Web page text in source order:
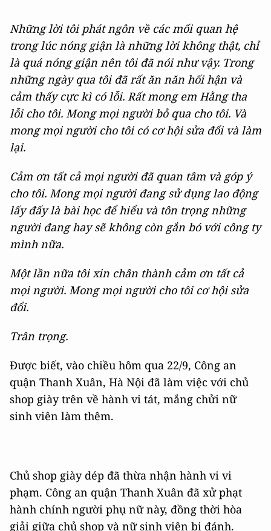
Những lời tôi phát ngôn về các mối quan hệ
trong lúc nóng giận là những lời không thật, chỉ
là quá nóng giận nên tôi đã nói như vậy. Trong
những ngày qua tôi đã rất ăn năn hối hận và
cảm thấy cực kì có lỗi. Rất mong em Hằng tha
lỗi cho tôi. Mong mọi người bỏ qua cho tôi. Và
mong mọi người cho tôi có cơ hội sửa đổi và làm
lại.
Cảm ơn tất cả mọi người đã quan tâm và góp ý
cho tôi. Mong mọi người đang sử dụng lao động
lấy đấy là bài học để hiểu và tôn trọng những
người đang hay sẽ không còn gắn bó với công ty
mình nữa.
Một lần nữa tôi xin chân thành cảm ơn tất cả
mọi người. Mong mọi người cho tôi cơ hội sửa
đổi.
Trân trọng.
Được biết, vào chiều hôm qua 22/9, Công an
quận Thanh Xuân, Hà Nội đã làm việc với chủ
shop giày trên về hành vi tát, mắng chửi nữ
sinh viên làm thêm.
Chủ shop giày dép đã thừa nhận hành vi vi
phạm. Công an quận Thanh Xuân đã xử phạt
hành chính người phụ nữ này, đồng thời hòa
giải giữa chủ shop và nữ sinh viên bị đánh.